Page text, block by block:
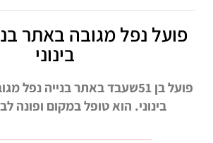
פועל נפל מגובה באתר
בינוני
פועל בן 51שעבד באתר בנייה
בינוני. הוא טופל במקום ופונה